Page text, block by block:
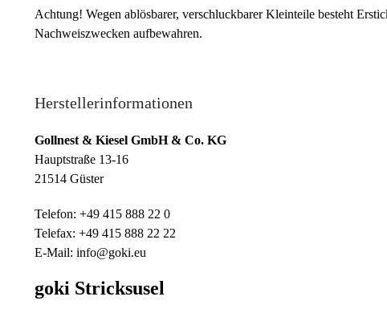
Achtung! Wegen ablösbarer, verschluckbarer Kleinteile besteht
Nachweiszwecken aufbewahren.
Herstellerinformationen
Gollnest & Kiesel GmbH & Co. KG
Hauptstraße 13-16
21514 Güster
Telefon: +49 415 888 22 0
Telefax: +49 415 888 22 22
E-Mail: info@goki.eu
goki Stricksusel